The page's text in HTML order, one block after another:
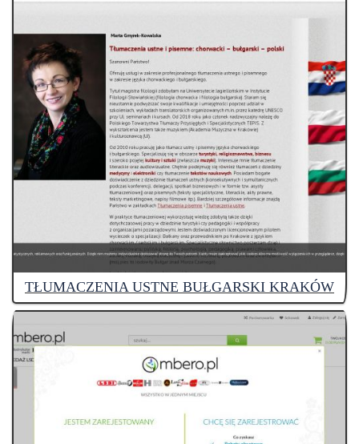
TŁUMACZENIA USTNE BUŁGARSKI KRAKÓW